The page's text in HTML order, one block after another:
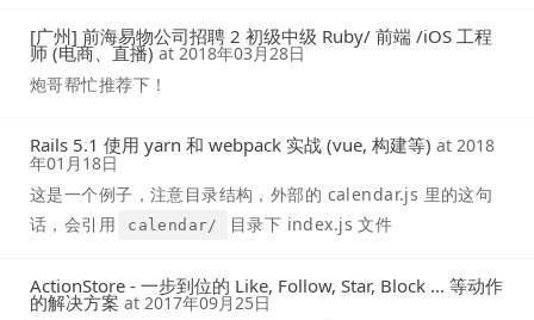
[广州] 前海易物公司招聘 2 初级中级 Ruby/ 前端 /iOS 工程
师 (电商、直播)at 2018年03月28日
炮哥帮忙推荐下！
Rails 5.1 使用 yarn 和 webpack 实战 (vue, 构建等) at 2018
年01月18日
这是一个例子，注意目录结构，外部的 calendar.js 里的这句
话，会引用
calendar/ 目录下 index.js 文件
ActionStore - 一步到位的 Like, Follow, Star, Block ... 等动作
的解决方案 at 2017年09月25日